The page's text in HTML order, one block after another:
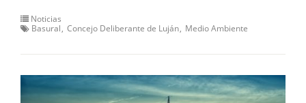
Noticias
Basural Concejo Deliberante de Luján Medio Ambiente